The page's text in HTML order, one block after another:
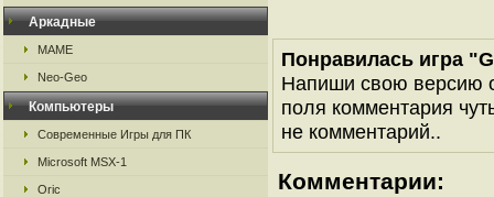
Аркадные
MAME
Neo-Geo
Компьютеры
Современные Игры для ПК
Microsoft MSX-1
Oric
Понравилась игра
Напиши свою версию
поля комментария
не комментарий..
Комментарии: